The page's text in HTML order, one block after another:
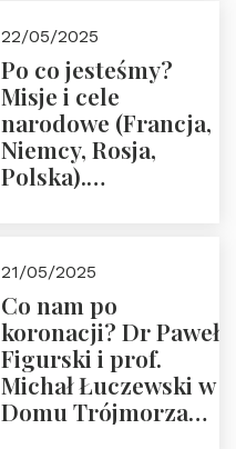
22/05/2025
Po co jesteśmy?
Misje i cele
narodowe (Francja,
Niemcy, Rosja,
Polska).
Zapraszamy do
zapisów.
21/05/2025
Co nam po
koronacji? Dr Paweł
Figurski i prof.
Michał Łuczewski w
Domu Trójmorza